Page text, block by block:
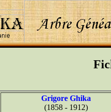
Grigore Ghika
(1858 - 1912)